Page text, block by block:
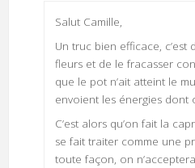
Salut Camille,
Un truc bien efficace,
fleurs et de le fracasser
que le pot n’ait atteint le
envoient les énergies dont
C’est alors qu’on fait la
se fait traiter comme une
toute façon, on